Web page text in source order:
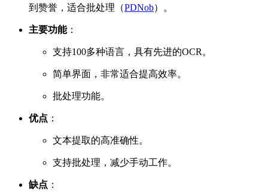
到赞誉，适合批处理（PDNob）。
主要功能：
支持100多种语言，具有先进的OCR。
简单界面，非常适合提高效率。
批处理功能。
优点 ：
文本提取的高准确性。
支持批处理，减少手动工作。
缺点 ：